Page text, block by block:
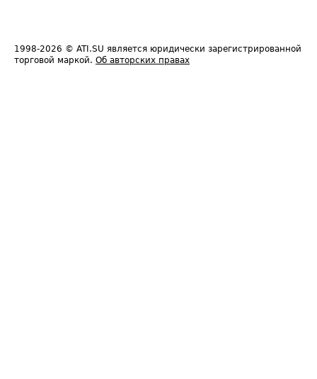
1998-2026 © ATI.SU является юридически зарегистрированной
торговой маркой. Об авторских правах